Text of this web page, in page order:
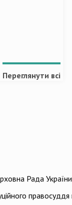
Переглянути всі
Рада України